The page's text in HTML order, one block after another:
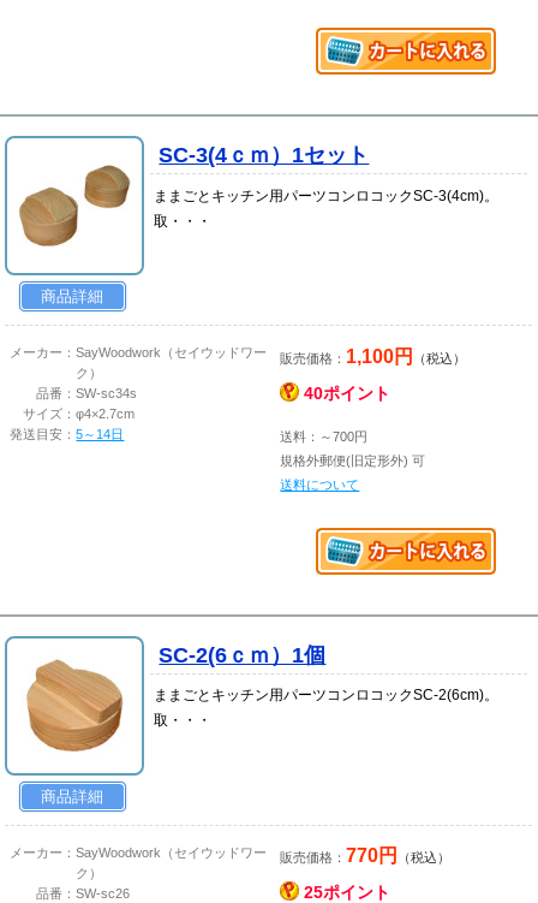
商品詳細
SC-3(4ｃｍ）1セット
ままごとキッチン用パーツコンロコックSC-3(4cm)。
取・・・
メーカー：SayWoodwork（セイウッドワー
ク）
品番：SW-sc34s
サイズ：φ4×2.7cm
発送目安：5～14日
販売価格： 1,100円 （税込）
40ポイント
送料：～700円
規格外郵便(旧定形外) 可
送料について
商品詳細
SC-2(6ｃｍ）1個
ままごとキッチン用パーツコンロコックSC-2(6cm)。
取・・・
メーカー：SayWoodwork（セイウッドワー
ク）
品番：SW-sc26
販売価格： 770円 （税込）
25ポイント